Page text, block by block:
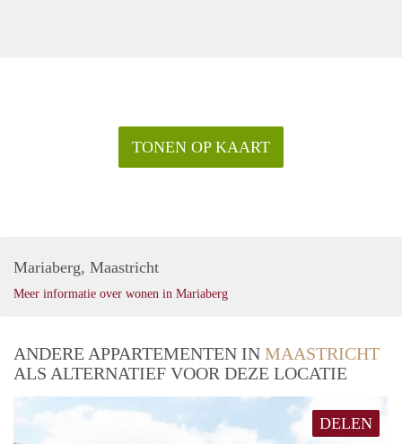
TONEN OP KAART
Mariaberg, Maastricht
Meer informatie over wonen in Mariaberg
ANDERE APPARTEMENTEN IN MAASTRICHT
ALS ALTERNATIEF VOOR DEZE LOCATIE
DELEN